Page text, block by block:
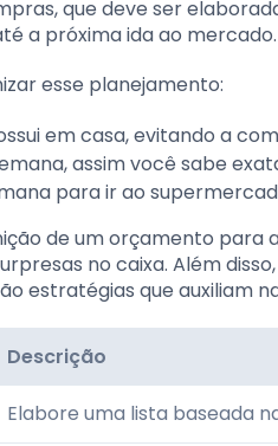
que deve ser
a próxima ida ao mercado.
esse planejamento:
em casa, evitando a
assim você sabe
para ir ao
de um orçamento para
no caixa. Além
estratégias que auxiliam
Descrição
Elabore uma lista baseada